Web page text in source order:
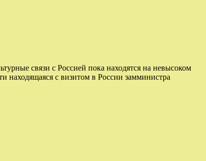
связи с Россией пока находятся на невысоком
находящаяся с визитом в России замминистра